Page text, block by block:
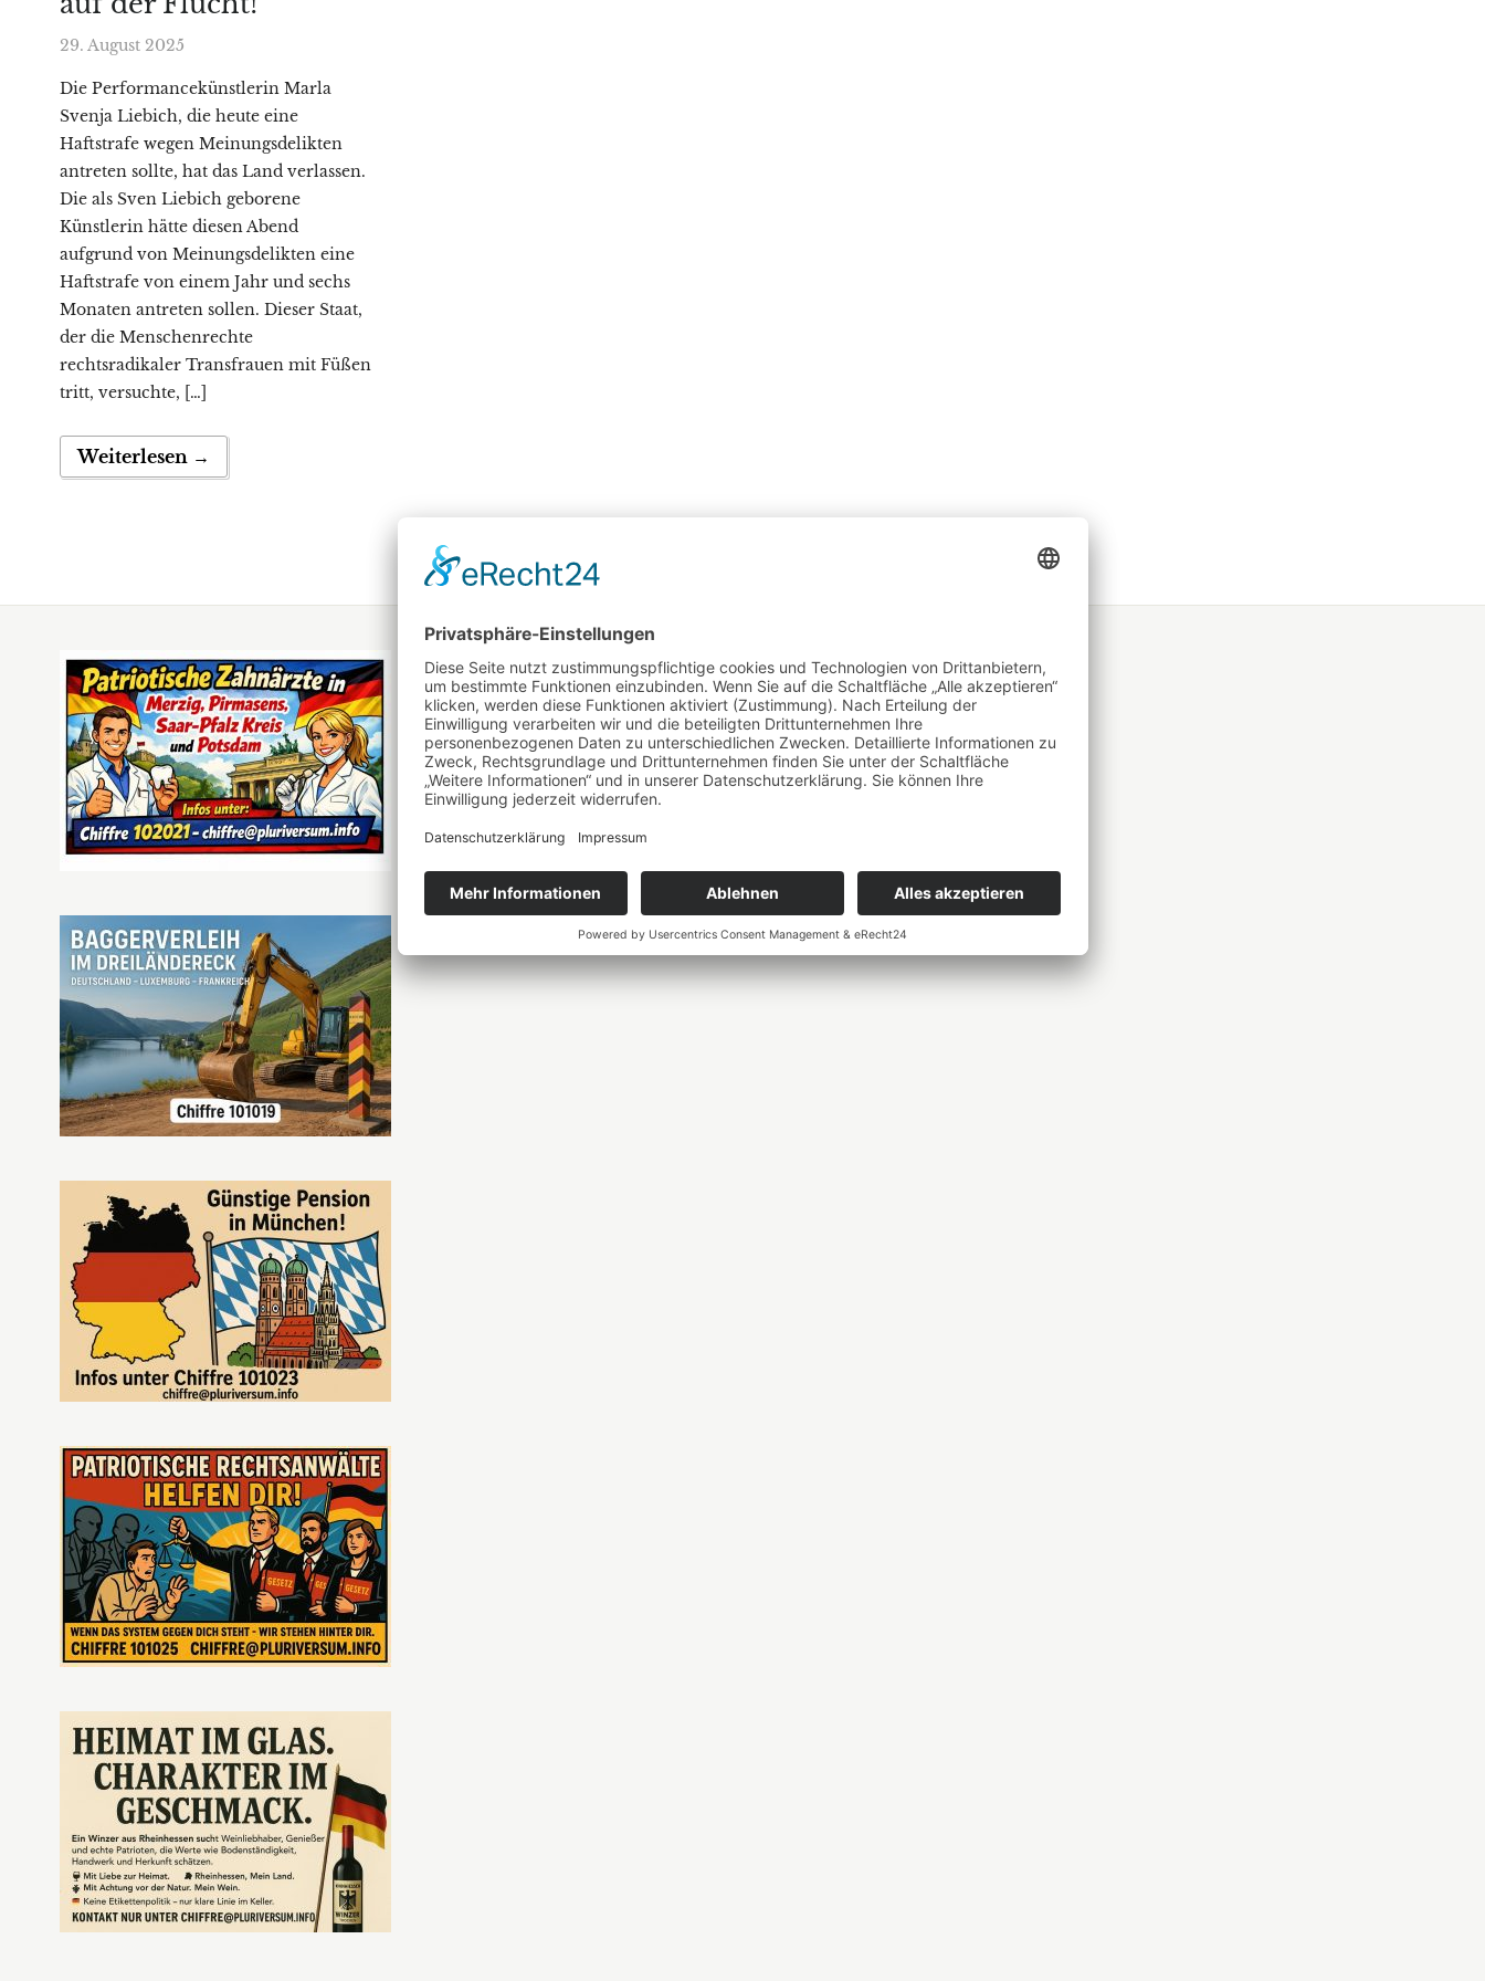
29. August 2025
Die Performancekünstlerin Marla
Svenja Liebich, die heute eine
Haftstrafe wegen Meinungsdelikten
antreten sollte, hat das Land verlassen.
Die als Sven Liebich geborene
Künstlerin hätte diesen Abend
aufgrund von Meinungsdelikten eine
Haftstrafe von einem Jahr und sechs
Monaten antreten sollen. Dieser Staat,
der die Menschenrechte
rechtsradikaler Transfrauen mit Füßen
tritt, versuchte, […]
Weiterlesen →